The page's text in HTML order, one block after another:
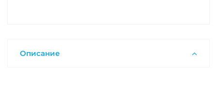
Описание